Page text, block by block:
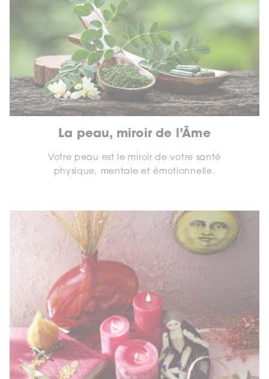
La peau, miroir de l’Âme
Votre peau est le miroir de votre santé
physique, mentale et émotionnelle.